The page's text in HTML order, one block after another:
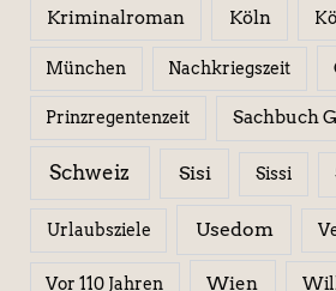
Kriminalroman Köln
München Nachkriegszeit
Prinzregentenzeit Sachbuch
Schweiz Sisi Sissi
Urlaubsziele Usedom
Vor 110 Jahren Wien